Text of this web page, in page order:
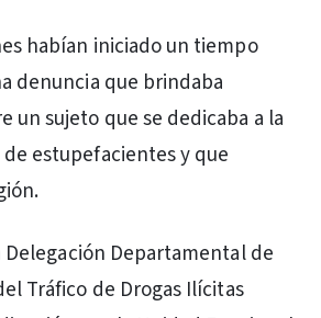
habían iniciado un tiempo
denuncia que brindaba
un sujeto que se dedicaba a la
estupefacientes y que
Departamental de
Tráfico de Drogas Ilícitas